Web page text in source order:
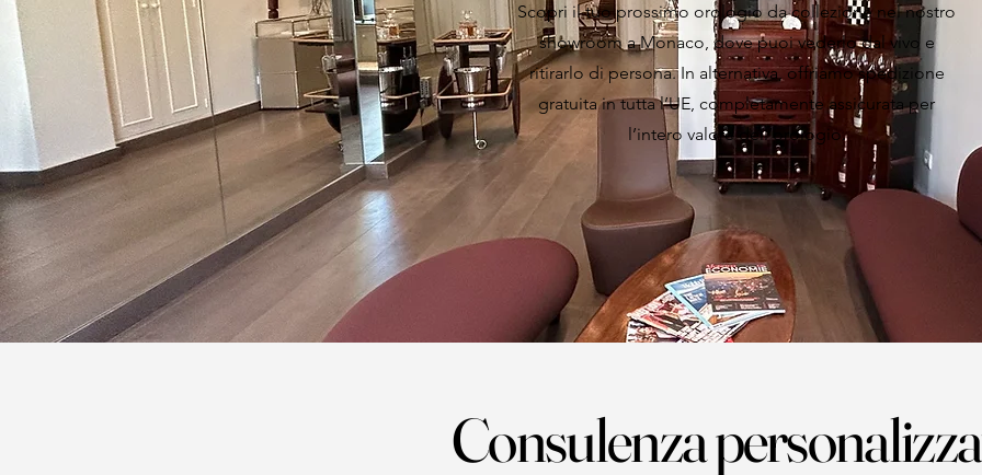
Scopri il tuo prossimo orologio da collezione nel nostro
showroom a Monaco, dove puoi vederlo dal vivo e
ritirarlo di persona. In alternativa, offriamo spedizione
gratuita in tutta l’UE, completamente assicurata per
l’intero valore dell’orologio.
Consulenza